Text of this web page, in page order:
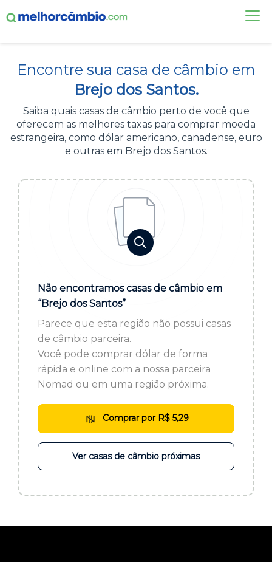
CASAS DE CÂMBIO
DÓLAR HOJE
ALERTA DE CÂMBIO
Acesse sua conta:
BROKER DE OFERTAS
ou cadastre-se se ainda não tem registro:
CADASTRE-SE
Encontre sua casa de câmbio em
Brejo dos Santos.
Saiba quais casas de câmbio perto de você que
oferecem as melhores taxas para comprar moeda
estrangeira, como dólar americano, canadense, euro
e outras em Brejo dos Santos.
Não encontramos casas de câmbio em
“Brejo dos Santos”
Parece que esta região não possui casas
de câmbio parceira.
Você pode comprar dólar de forma
rápida e online com a nossa parceira
Nomad ou em uma região próxima.
Comprar por R$ 5,29
Ver casas de câmbio próximas